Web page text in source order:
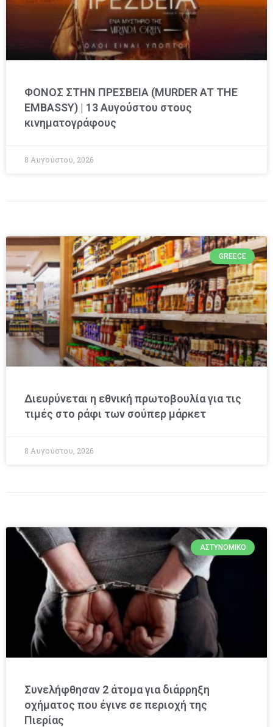
ΦΟΝΟΣ ΣΤΗΝ ΠΡΕΣΒΕΙΑ (MURDER AT THE
EMBASSY) | 13 Αυγούστου στους
κινηματογράφους
8 Αυγούστου, 2026
GREECE
Διευρύνεται η εθνική πρωτοβουλία για τις
τιμές στο ράφι των σούπερ μάρκετ
8 Αυγούστου, 2026
ΑΣΤΥΝΟΜΙΚΌ
Συνελήφθησαν 2 άτομα για διάρρηξη
οχήματος που έγινε σε περιοχή της
Πιερίας